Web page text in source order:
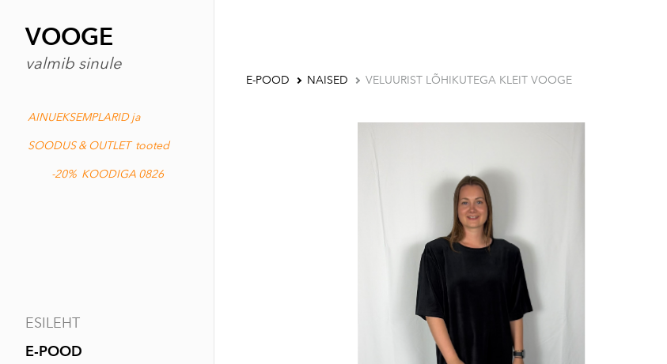
VOOGE
valmib sinule
AINUEKSEMPLARID ja
SOODUS & OUTLET tooted
-20% KOODIGA 0826
ESILEHT
E-POOD
E-POOD NAISED VELUURIST LÕHIKUTEGA KLEIT VOOGE